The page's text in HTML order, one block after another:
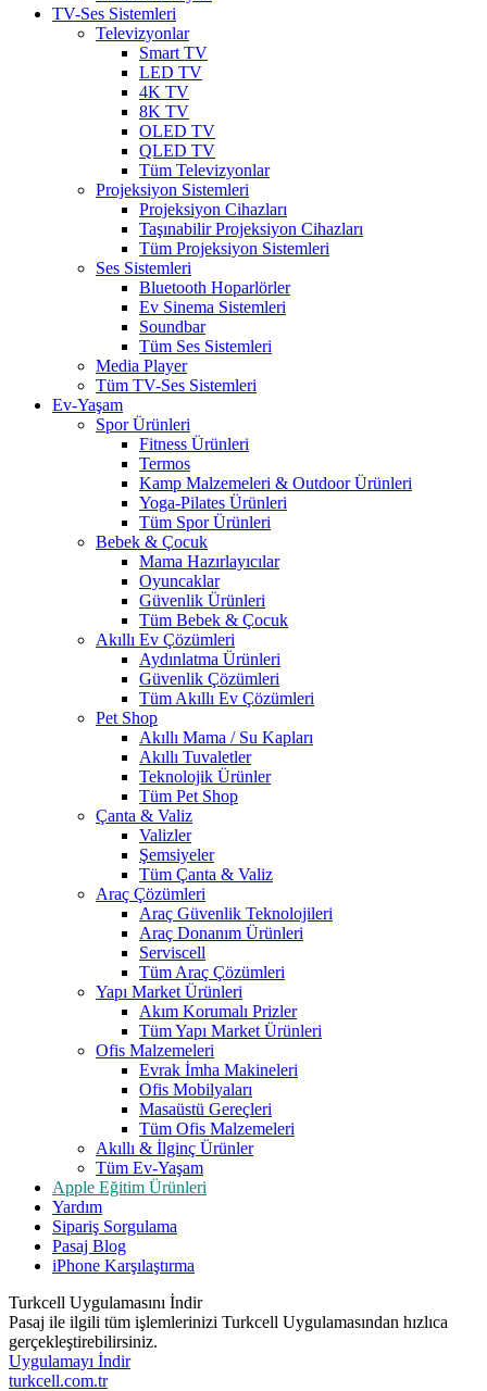
TV-Ses Sistemleri
Televizyonlar
Smart TV
LED TV
4K TV
8K TV
OLED TV
QLED TV
Tüm Televizyonlar
Projeksiyon Sistemleri
Projeksiyon Cihazları
Taşınabilir Projeksiyon Cihazları
Tüm Projeksiyon Sistemleri
Ses Sistemleri
Bluetooth Hoparlörler
Ev Sinema Sistemleri
Soundbar
Tüm Ses Sistemleri
Media Player
Tüm TV-Ses Sistemleri
Ev-Yaşam
Spor Ürünleri
Fitness Ürünleri
Termos
Kamp Malzemeleri & Outdoor Ürünleri
Yoga-Pilates Ürünleri
Tüm Spor Ürünleri
Bebek & Çocuk
Mama Hazırlayıcılar
Oyuncaklar
Güvenlik Ürünleri
Tüm Bebek & Çocuk
Akıllı Ev Çözümleri
Aydınlatma Ürünleri
Güvenlik Çözümleri
Tüm Akıllı Ev Çözümleri
Pet Shop
Akıllı Mama / Su Kapları
Akıllı Tuvaletler
Teknolojik Ürünler
Tüm Pet Shop
Çanta & Valiz
Valizler
Şemsiyeler
Tüm Çanta & Valiz
Araç Çözümleri
Araç Güvenlik Teknolojileri
Araç Donanım Ürünleri
Serviscell
Tüm Araç Çözümleri
Yapı Market Ürünleri
Akım Korumalı Prizler
Tüm Yapı Market Ürünleri
Ofis Malzemeleri
Evrak İmha Makineleri
Ofis Mobilyaları
Masaüstü Gereçleri
Tüm Ofis Malzemeleri
Akıllı & İlginç Ürünler
Tüm Ev-Yaşam
Apple Eğitim Ürünleri
Yardım
Sipariş Sorgulama
Pasaj Blog
iPhone Karşılaştırma
Turkcell Uygulamasını İndir
Pasaj ile ilgili tüm işlemlerinizi Turkcell Uygulamasından hızlıca
gerçekleştirebilirsiniz.
Uygulamayı İndir
turkcell.com.tr